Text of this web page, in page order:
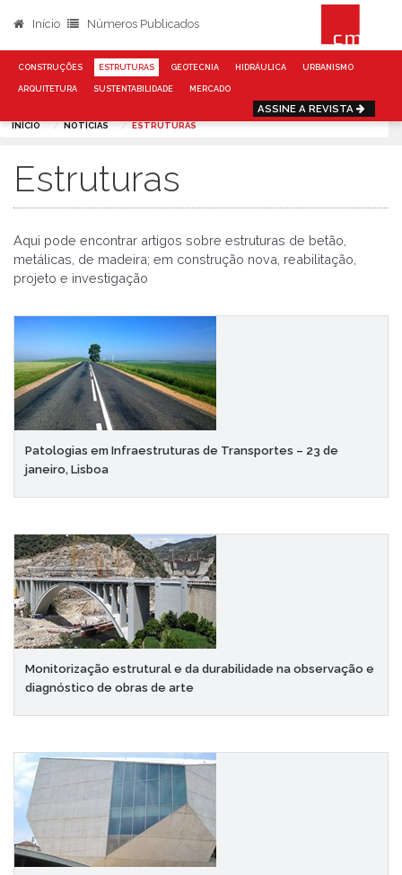
Início Números Publicados
CONSTRUÇÕES ESTRUTURAS GEOTECNIA HIDRÁULICA URBANISMO
ARQUITETURA SUSTENTABILIDADE MERCADO
ASSINE A REVISTA
INÍCIO NOTÍCIAS ESTRUTURAS
Estruturas
Aqui pode encontrar artigos sobre estruturas de betão,
metálicas, de madeira; em construção nova, reabilitação,
projeto e investigação
Patologias em Infraestruturas de Transportes – 23 de
janeiro, Lisboa
Monitorização estrutural e da durabilidade na observação e
diagnóstico de obras de arte